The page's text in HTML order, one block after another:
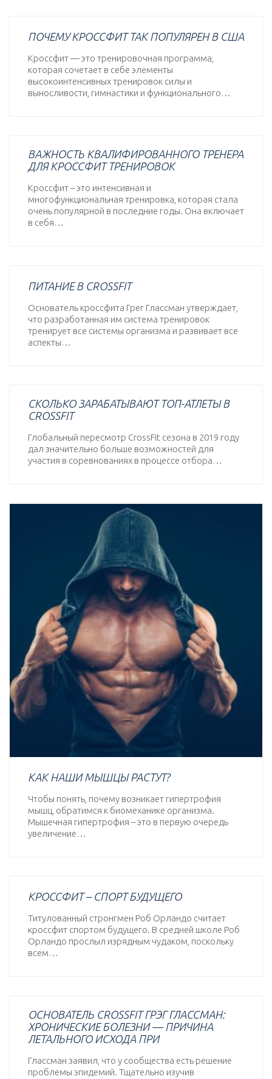
ПОЧЕМУ КРОССФИТ ТАК ПОПУЛЯРЕН В США
Кроссфит — это тренировочная программа,
которая сочетает в себе элементы
высокоинтенсивных тренировок силы и
выносливости, гимнастики и функционального…
ВАЖНОСТЬ КВАЛИФИРОВАННОГО ТРЕНЕРА
ДЛЯ КРОССФИТ ТРЕНИРОВОК
Кроссфит – это интенсивная и
многофункциональная тренировка, которая стала
очень популярной в последние годы. Она включает
в себя…
ПИТАНИЕ В CROSSFIT
Основатель кроссфита Грег Глассман утверждает,
что разработанная им система тренировок
тренирует все системы организма и развивает все
аспекты…
СКОЛЬКО ЗАРАБАТЫВАЮТ ТОП-АТЛЕТЫ В
CROSSFIT
Глобальный пересмотр CrossFit сезона в 2019 году
дал значительно больше возможностей для
участия в соревнованиях в процессе отбора…
КАК НАШИ МЫШЦЫ РАСТУТ?
Чтобы понять, почему возникает гипертрофия
мышц, обратимся к биомеханике организма.
Мышечная гипертрофия – это в первую очередь
увеличение…
КРОССФИТ – СПОРТ БУДУЩЕГО
Титулованный стронгмен Роб Орландо считает
кроссфит спортом будущего. В средней школе Роб
Орландо прослыл изрядным чудаком, поскольку
всем…
ОСНОВАТЕЛЬ CROSSFIT ГРЭГ ГЛАССМАН:
ХРОНИЧЕСКИЕ БОЛЕЗНИ — ПРИЧИНА
ЛЕТАЛЬНОГО ИСХОДА ПРИ
Глассман заявил, что у сообщества есть решение
проблемы эпидемий. Тщательно изучив